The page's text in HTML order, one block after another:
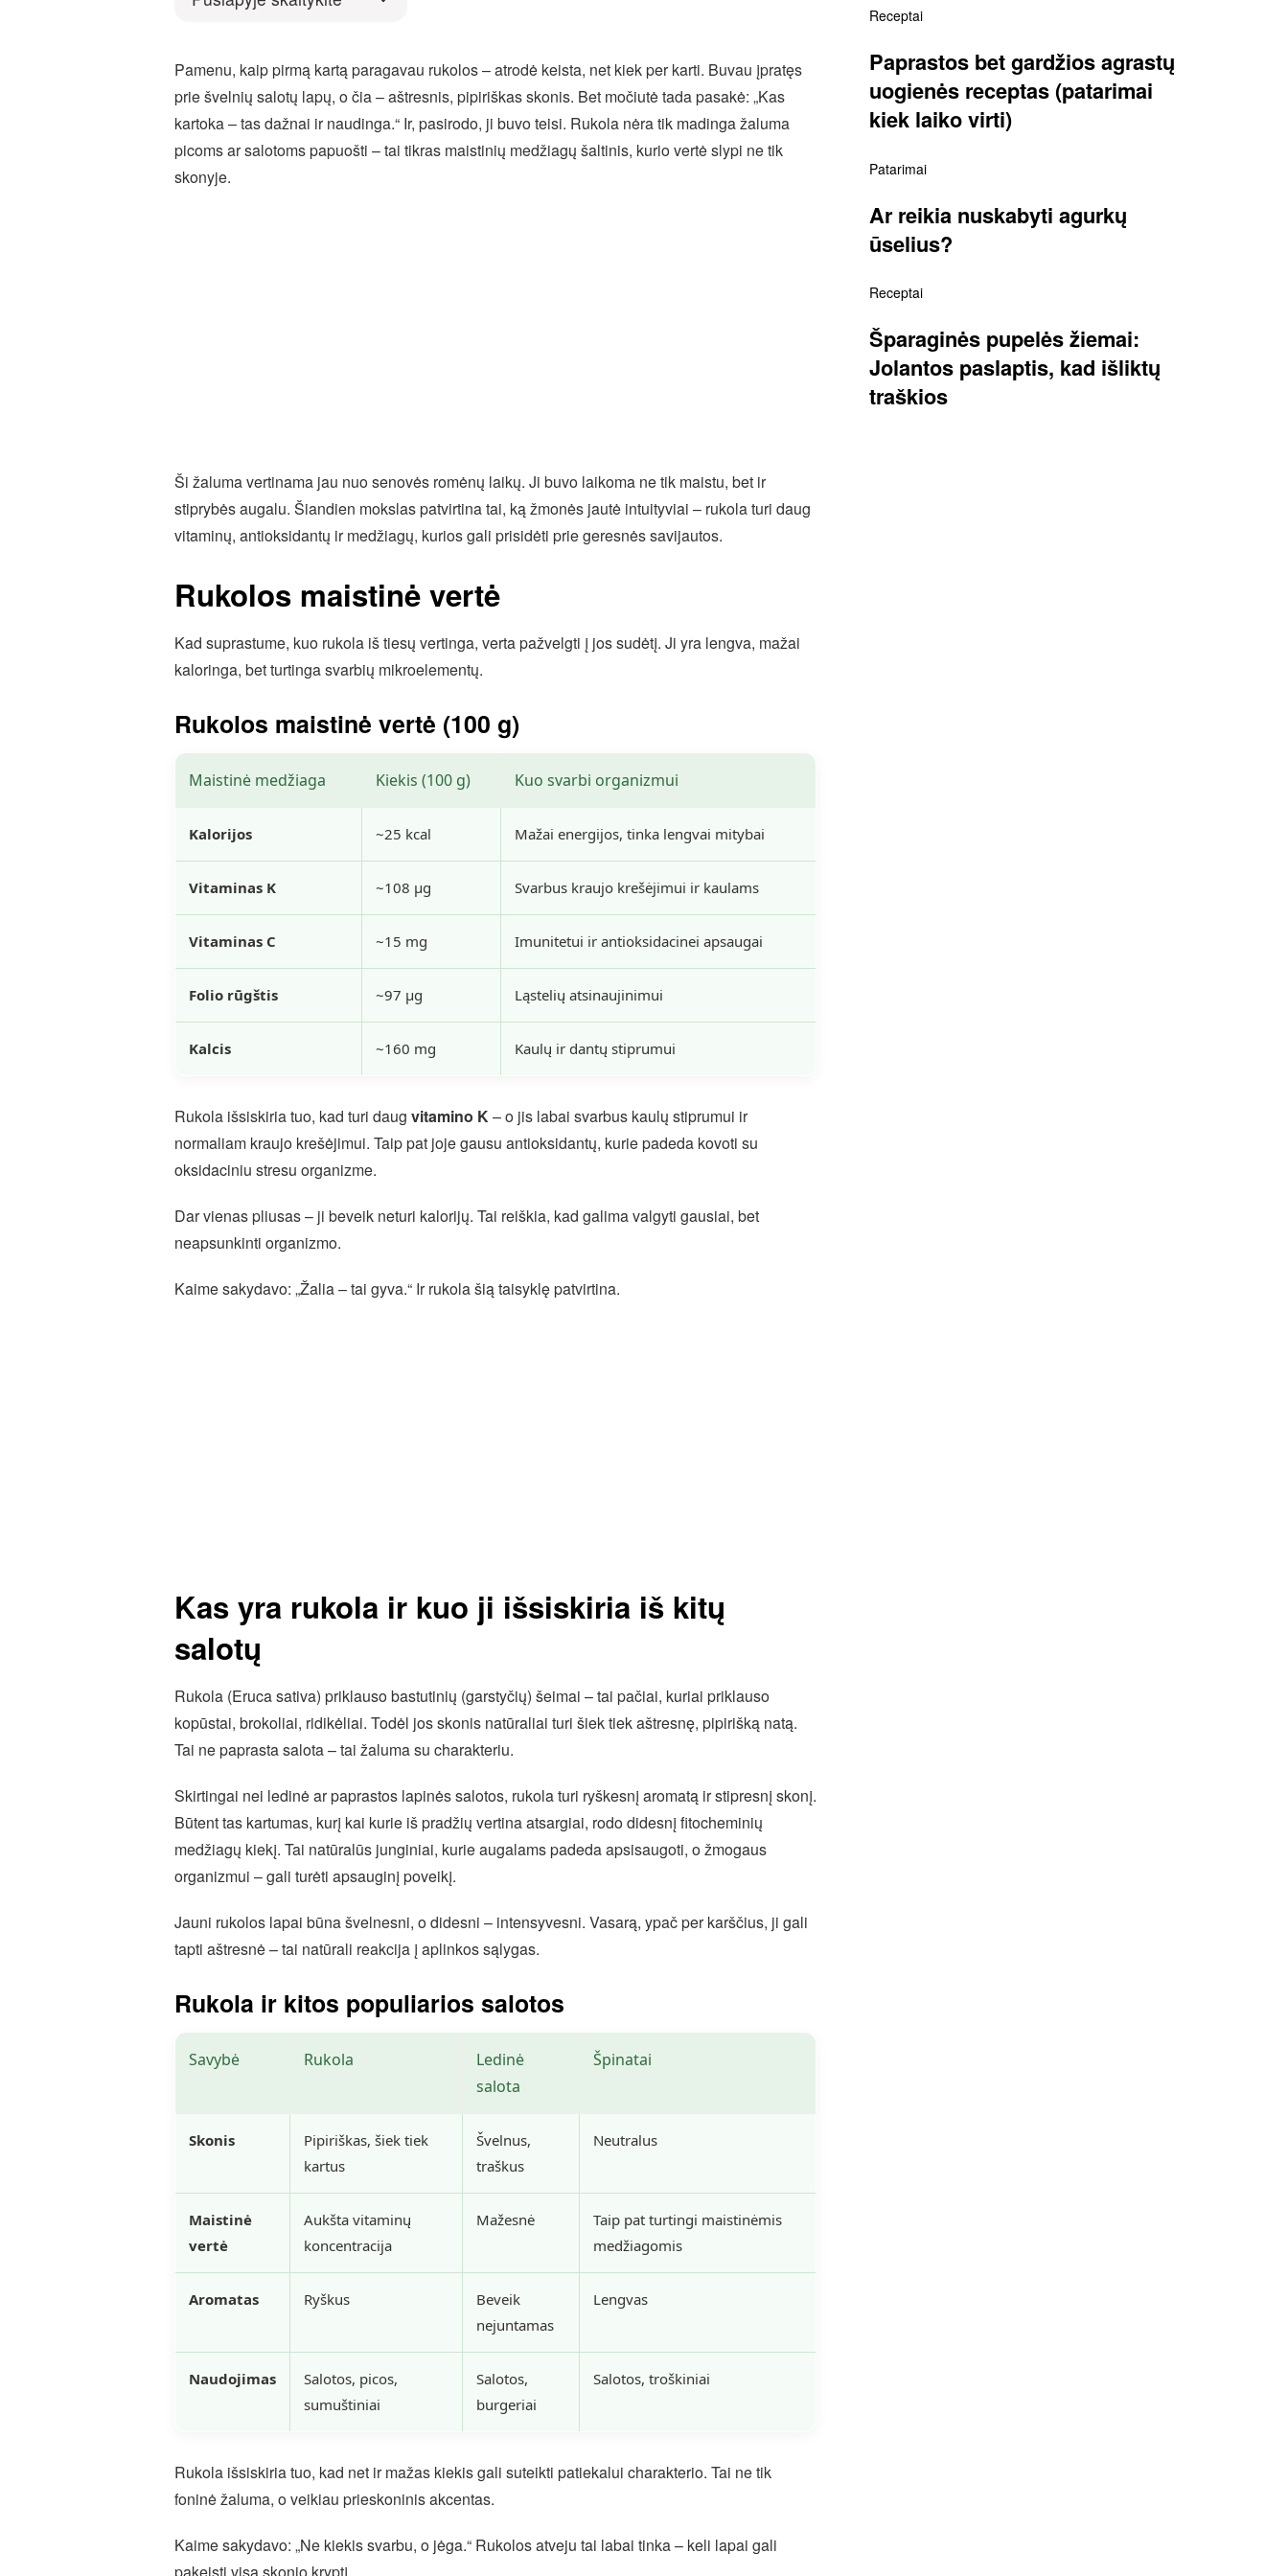
Pamenu, kaip pirmą kartą paragavau rukolos – atrodė keista, net kiek per karti. Buvau įpratęs
prie švelnių salotų lapų, o čia – aštresnis, pipiriškas skonis. Bet močiutė tada pasakė: „Kas
kartoka – tas dažnai ir naudinga.“ Ir, pasirodo, ji buvo teisi. Rukola nėra tik madinga žaluma
picoms ar salotoms papuošti – tai tikras maistinių medžiagų šaltinis, kurio vertė slypi ne tik
skonyje.
Ši žaluma vertinama jau nuo senovės romėnų laikų. Ji buvo laikoma ne tik maistu, bet ir
stiprybės augalu. Šiandien mokslas patvirtina tai, ką žmonės jautė intuityviai – rukola turi daug
vitaminų, antioksidantų ir medžiagų, kurios gali prisidėti prie geresnės savijautos.
Rukolos maistinė vertė
Kad suprastume, kuo rukola iš tiesų vertinga, verta pažvelgti į jos sudėtį. Ji yra lengva, mažai
kaloringa, bet turtinga svarbių mikroelementų.
Rukolos maistinė vertė (100 g)
Maistinė medžiaga Kiekis (100 g) Kuo svarbi organizmui
Kalorijos ~25 kcal Mažai energijos, tinka lengvai mitybai
Vitaminas K ~108 µg Svarbus kraujo krešėjimui ir kaulams
Vitaminas C ~15 mg Imunitetui ir antioksidacinei apsaugai
Folio rūgštis ~97 µg Ląstelių atsinaujinimui
Kalcis ~160 mg Kaulų ir dantų stiprumui
Rukola išsiskiria tuo, kad turi daug vitamino K– o jis labai svarbus kaulų stiprumui ir
normaliam kraujo krešėjimui. Taip pat joje gausu antioksidantų, kurie padeda kovoti su
oksidaciniu stresu organizme.
Dar vienas pliusas – ji beveik neturi kalorijų. Tai reiškia, kad galima valgyti gausiai, bet
neapsunkinti organizmo.
Kaime sakydavo: „Žalia – tai gyva.“ Ir rukola šią taisyklę patvirtina.
Kas yra rukola ir kuo ji išsiskiria iš kitų
salotų
Rukola (Eruca sativa) priklauso bastutinių (garstyčių) šeimai – tai pačiai, kuriai priklauso
kopūstai, brokoliai, ridikėliai. Todėl jos skonis natūraliai turi šiek tiek aštresnę, pipirišką natą.
Tai ne paprasta salota – tai žaluma su charakteriu.
Skirtingai nei ledinė ar paprastos lapinės salotos, rukola turi ryškesnį aromatą ir stipresnį skonį.
Būtent tas kartumas, kurį kai kurie iš pradžių vertina atsargiai, rodo didesnį fitocheminių
medžiagų kiekį. Tai natūralūs junginiai, kurie augalams padeda apsisaugoti, o žmogaus
organizmui – gali turėti apsauginį poveikį.
Jauni rukolos lapai būna švelnesni, o didesni – intensyvesni. Vasarą, ypač per karščius, ji gali
tapti aštresnė – tai natūrali reakcija į aplinkos sąlygas.
Rukola ir kitos populiarios salotos
Savybė Rukola
Ledinė
salota
Špinatai
Skonis
Pipiriškas, šiek tiek
kartus
Švelnus,
traškus
Neutralus
Maistinė
vertė
Aukšta vitaminų
koncentracija
Mažesnė
Taip pat turtingi maistinėmis
medžiagomis
Aromatas Ryškus
Beveik
nejuntamas
Lengvas
Naudojimas
Salotos, picos,
sumuštiniai
Salotos,
burgeriai
Salotos, troškiniai
Rukola išsiskiria tuo, kad net ir mažas kiekis gali suteikti patiekalui charakterio. Tai ne tik
foninė žaluma, o veikiau prieskoninis akcentas.
Kaime sakydavo: „Ne kiekis svarbu, o jėga.“ Rukolos atveju tai labai tinka – keli lapai gali
pakeisti visą skonio kryptį.
Receptai
Paprastos bet gardžios agrastų
uogienės receptas (patarimai
kiek laiko virti)
Patarimai
Ar reikia nuskabyti agurkų
ūselius?
Receptai
Šparaginės pupelės žiemai:
Jolantos paslaptis, kad išliktų
traškios